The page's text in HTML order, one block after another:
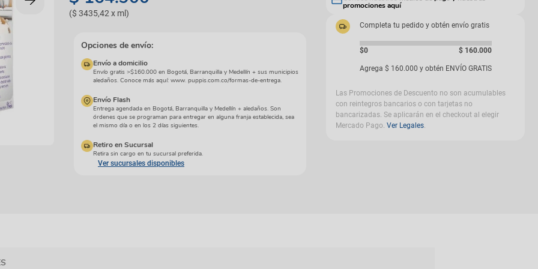
manchas
Cuidados especiales
($ 3435,42 x ml)
Opciones de envío:
Envío a domicilio
Envío gratis >$160.000 en Bogotá, Barranquilla y Medellín + sus municipios
aledaños. Conoce más aquí: www. puppis.com.co/formas-de-entrega.
Envío Flash
Entrega agendada en Bogotá, Barranquilla y Medellín + aledaños. Son
órdenes que se programan para entregar en alguna franja establecida, sea
el mismo día o en los 2 días siguientes.
Retiro en Sucursal
Retira sin cargo en tu sucursal preferida.
Ver sucursales disponibles
promociones aquí
Completa tu pedido y obtén envío gratis
$0 $ 160.000
Agrega $ 160.000 y obtén ENVÍO GRATIS
Las Promociones de Descuento no son acumulables
con reintegros bancarios o con tarjetas no
bancarizadas. Se aplicarán en el checkout al elegir
Mercado Pago. Ver Legales.